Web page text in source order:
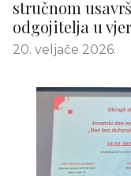
stručnom
odgojitelja u
20. veljače 2026.